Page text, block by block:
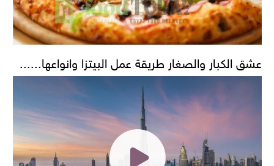
عشق الكبار والصغار طريقة عمل البيتزا وانواعها......